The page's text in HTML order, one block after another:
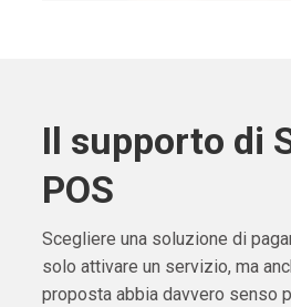
Il supporto di
POS
Scegliere una soluzione di
solo attivare un servizio, ma
proposta abbia davvero senso